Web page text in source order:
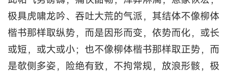
极具虎啸龙吟、吞吐大荒的气派，其结体不像柳体
楷书那样取纵势，而是因形而变，依势而化，或长
或短，或大或小；也不像柳体楷书那样取正势，而
是欹侧多姿，险绝有致，不拘常规，放浪形骸，极